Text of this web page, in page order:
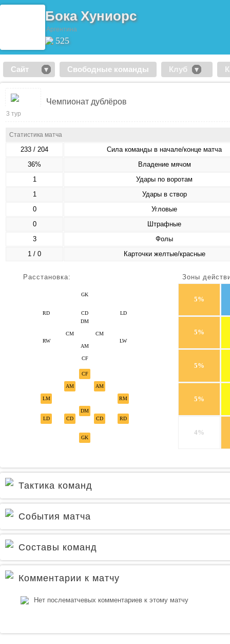
Бока Хуниорс
Аргентина
525
Сайт Свободные команды Клуб
Чемпионат дублёров
3 тур
Статистика матча
233 / 204
Сила команды в начале/конце матча
36%
Владение мячом
1
Удары по воротам
1
Удары в створ
0
Угловые
0
Штрафные
3
Фолы
1 / 0
Карточки желтые/красные
Расстановка:
GK
LD
RD CD
CM
CM
LW
RW
DM
AM
CF
GK
LD CD
AM
CD RD
DM
LM RM
AM
CF
Зоны
5%
5%
5%
5%
4%
Тактика команд
События матча
Составы команд
Комментарии к матчу
Нет послематчевых комментариев к этому матчу